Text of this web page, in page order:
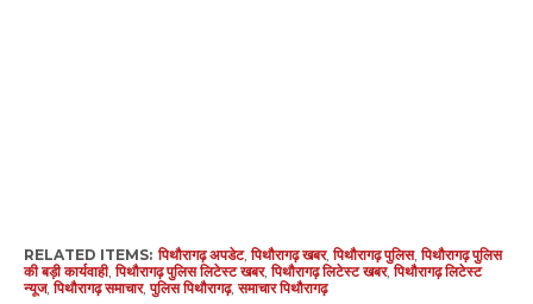
RELATED ITEMS: पिथौरागढ़ अपडेट,पिथौरागढ़ खबर,पिथौरागढ़ पुलिस,पिथौरागढ़ पुलिस
की बड़ी कार्यवाही,पिथौरागढ़ पुलिस लिटेस्ट खबर,पिथौरागढ़ लिटेस्ट खबर,पिथौरागढ़ लिटेस्ट
न्यूज,पिथौरागढ़ समाचार,पुलिस पिथौरागढ़,समाचार पिथौरागढ़